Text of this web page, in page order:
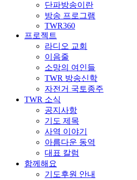
단파방송이란
방송 프로그램
TWR360
프로젝트
라디오 교회
이음줄
소망의 여인들
TWR 방송신학
자전거 국토종주
TWR 소식
공지사항
기도 제목
사역 이야기
아름다운 동역
대표 칼럼
함께해요
기도후원 안내